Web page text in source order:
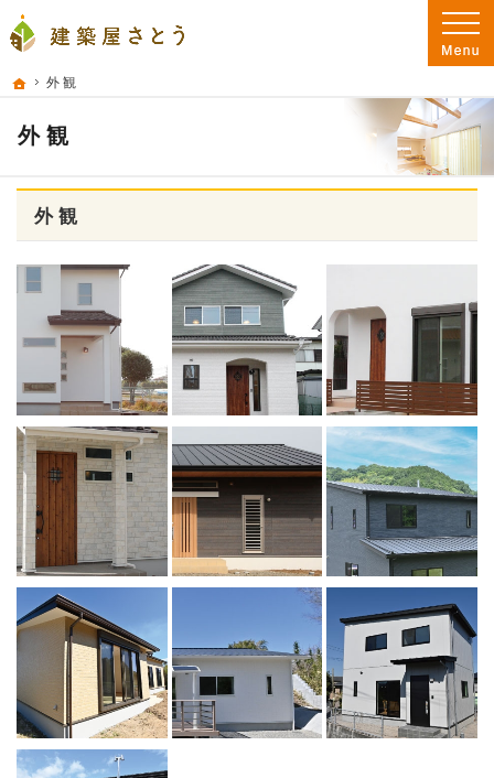
ホーム
外 観
外 観
プロの目線からご提案。大分県大分市の注文住宅・新築戸建てを手がける工務店
大分県大分市の新築・注文住宅を手がける工務店なら建築屋さとう 本物の自然素
外 観